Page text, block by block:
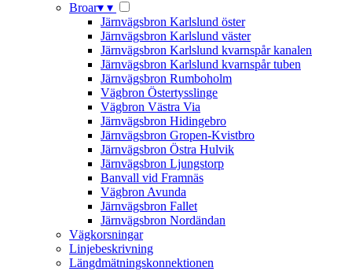
Broar▾ ▾
Järnvägsbron Karlslund öster
Järnvägsbron Karlslund väster
Järnvägsbron Karlslund kvarnspår kanalen
Järnvägsbron Karlslund kvarnspår tuben
Järnvägsbron Rumboholm
Vägbron Östertysslinge
Vägbron Västra Via
Järnvägsbron Hidingebro
Järnvägsbron Gropen-Kvistbro
Järnvägsbron Östra Hulvik
Järnvägsbron Ljungstorp
Banvall vid Framnäs
Vägbron Avunda
Järnvägsbron Fallet
Järnvägsbron Nordändan
Vägkorsningar
Linjebeskrivning
Längdmätningskonnektionen